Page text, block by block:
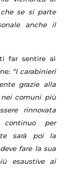
se si parte
anche il
far sentire ai
“I carabinieri
grazie alla
nei comuni più
rinnovata
per
sarà poi la
fare la sua
esaustive ai